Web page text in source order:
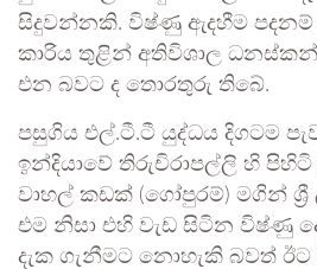
සිදුවන්නකි. විෂ්ණු ඇදහීම පදනම්
කාරිය තුළින් අතිවිශාල
එන බවට ද තොරතුරු තිබේ.
පසුගිය එල්.ටී.ටී යුද්ධය දිගටම
ඉන්දියාවේ තිරුචිරාපල්ලි හි පිහිටි
වාහල් කඩක් (ගෝපුරම්) මගින් ශ්‍රී
එම නිසා එහි වැඩ සිටින විෂ්ණු
දැක ගැනීමට නොහැකි බවත් ඊට